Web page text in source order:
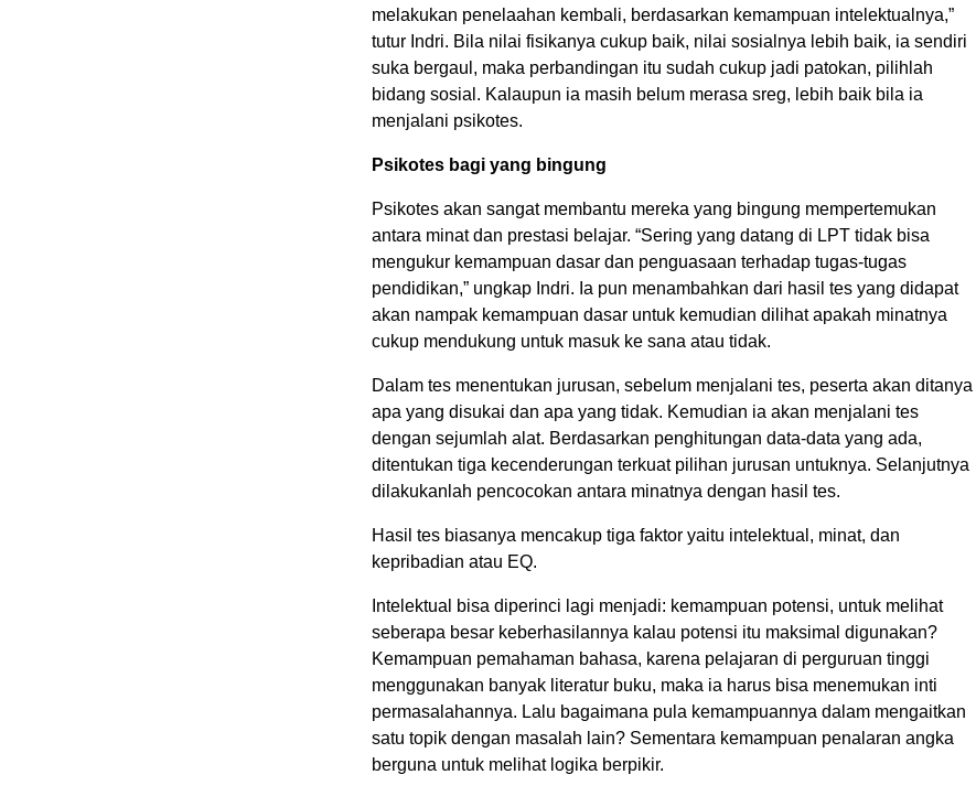
melakukan penelaahan kembali, berdasarkan kemampuan intelektualnya,”
tutur Indri. Bila nilai fisikanya cukup baik, nilai sosialnya lebih baik, ia sendiri
suka bergaul, maka perbandingan itu sudah cukup jadi patokan, pilihlah
bidang sosial. Kalaupun ia masih belum merasa sreg, lebih baik bila ia
menjalani psikotes.
Psikotes bagi yang bingung
Psikotes akan sangat membantu mereka yang bingung mempertemukan
antara minat dan prestasi belajar. “Sering yang datang di LPT tidak bisa
mengukur kemampuan dasar dan penguasaan terhadap tugas-tugas
pendidikan,” ungkap Indri. Ia pun menambahkan dari hasil tes yang didapat
akan nampak kemampuan dasar untuk kemudian dilihat apakah minatnya
cukup mendukung untuk masuk ke sana atau tidak.
Dalam tes menentukan jurusan, sebelum menjalani tes, peserta akan ditanya
apa yang disukai dan apa yang tidak. Kemudian ia akan menjalani tes
dengan sejumlah alat. Berdasarkan penghitungan data-data yang ada,
ditentukan tiga kecenderungan terkuat pilihan jurusan untuknya. Selanjutnya
dilakukanlah pencocokan antara minatnya dengan hasil tes.
Hasil tes biasanya mencakup tiga faktor yaitu intelektual, minat, dan
kepribadian atau EQ.
Intelektual bisa diperinci lagi menjadi: kemampuan potensi, untuk melihat
seberapa besar keberhasilannya kalau potensi itu maksimal digunakan?
Kemampuan pemahaman bahasa, karena pelajaran di perguruan tinggi
menggunakan banyak literatur buku, maka ia harus bisa menemukan inti
permasalahannya. Lalu bagaimana pula kemampuannya dalam mengaitkan
satu topik dengan masalah lain? Sementara kemampuan penalaran angka
berguna untuk melihat logika berpikir.